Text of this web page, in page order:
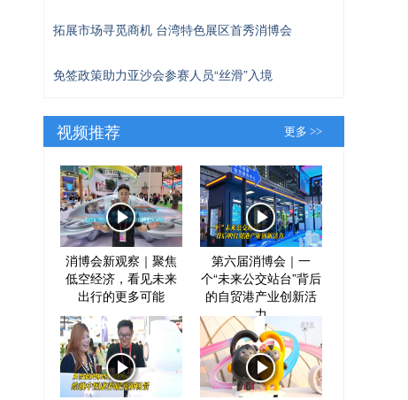
拓展市场寻觅商机 台湾特色展区首秀消博会
免签政策助力亚沙会参赛人员“丝滑”入境
视频推荐 更多 >>
消博会新观察｜聚焦
低空经济，看见未来
出行的更多可能
第六届消博会｜一
个“未来公交站台”背后
的自贸港产业创新活
力